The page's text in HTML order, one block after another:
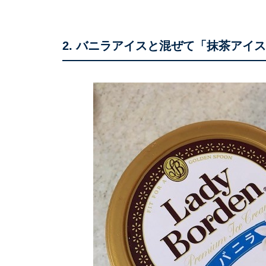
2. バニラアイスと混ぜて「抹茶アイ